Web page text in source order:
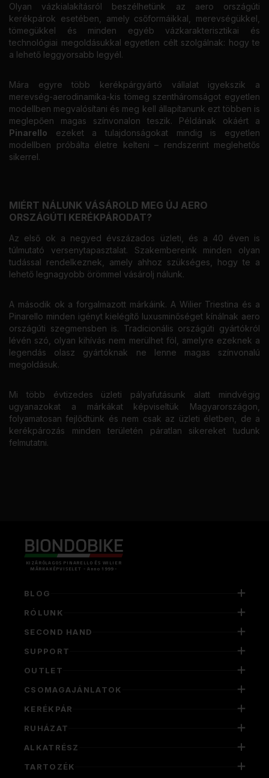
Olyan vázkialakításról beszélhetünk az aero országúti
kerékpárok esetében, amely csőformáikkal, merevségükkel,
tömegükkel és minden egyéb vázkarakterisztikai és
technológiai megoldásukkal egyetlen célt szolgálnak: hogy te
a lehető leggyorsabb legyél.
Mára egyre több kerékpárgyártó vállalat igyekszik a
merevség-aerodinamika-kis tömeg szentháromságot egyetlen
modellben megvalósítani és meg kell állapítanunk ezt többen is
meglepően magas színvonalon teszik. Példának okáért a
Pinarello ezeket a tulajdonságokat mindig is egyetlen
modellben próbálta életre kelteni – rendszerint meglehetős
sikerrel.
MIÉRT NÁLUNK VÁSÁROLD MEG ÚJ AERO
ORSZÁGÚTI KERÉKPÁRODAT?
Az első ok a negyed évszázados üzleti, és a 40 éven is
túlmutató versenytapasztalat. Szakembereink minden olyan
tudással rendelkeznek, amely ahhoz szükséges, hogy te a
lehető legnagyobb örömmel vásárolj nálunk.
A második ok a forgalmazott márkáink. A Wilier Triestina és a
Pinarello minden igényt kielégítő luxusminőséget kínálnak aero
országúti szegmensben is. Tradicionális országúti gyártókról
lévén szó, olyan kihívás nem merülhet föl, amelyre ezeknek a
legendás olasz gyártóknak ne lenne magas színvonalú
megoldásuk.
Mi több évtizedes üzleti pályafutásunk alatt mindvégig
ugyanazokat a márkákat képviseltük Magyarországon,
folyamatosan fejlődtünk és nem csak az üzleti életben, de a
kerékpározás minden területén páratlan sikereket tudunk
felmutatni.
KIZÁRÓLAGOS PINARELLO ÉS WILIER
MÁRKAKÉPVISELET - Anno 1999 -
BLOG
RÓLUNK
SECOND HAND
SUPPORT
OUTLET
CSOMAGAJÁNLATOK
KERÉKPÁR
RUHÁZAT
ALKATRÉSZ
TARTOZÉK